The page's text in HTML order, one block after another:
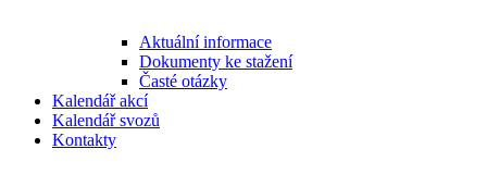
Aktuální informace
Dokumenty ke stažení
Časté otázky
Kalendář akcí
Kalendář svozů
Kontakty